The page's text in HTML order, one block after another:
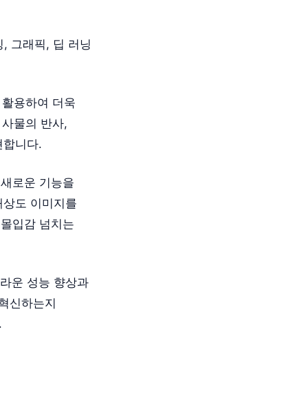
그래픽, 딥 러닝
용하여 더욱
물의 반사,
니다.
로운 기능을
도 이미지를
입감 넘치는
운 성능 향상과
신하는지